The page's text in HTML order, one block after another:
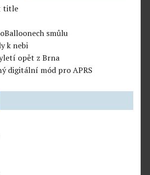
title
smůlu
k nebi
opět z Brna
digitální mód pro APRS